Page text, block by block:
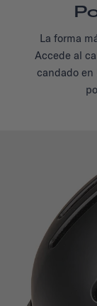
La forma
Accede al
candado en